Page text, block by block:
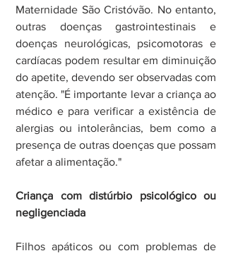
Maternidade São Cristóvão. No entanto,
outras doenças gastrointestinais e
doenças neurológicas, psicomotoras e
cardíacas podem resultar em diminuição
do apetite, devendo ser observadas com
atenção. "É importante levar a criança ao
médico e para verificar a existência de
alergias ou intolerâncias, bem como a
presença de outras doenças que possam
afetar a alimentação."
Criança com distúrbio psicológico ou
negligenciada
Filhos apáticos ou com problemas de